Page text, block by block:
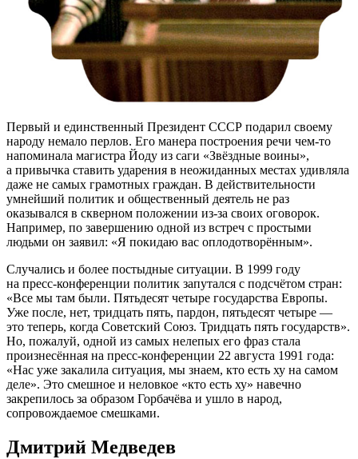
Первый и единственный Президент СССР подарил своему
народу немало перлов. Его манера построения речи чем-то
напоминала магистра Йоду из саги «Звёздные воины»,
а привычка ставить ударения в неожиданных местах удивляла
даже не самых грамотных граждан. В действительности
умнейший политик и общественный деятель не раз
оказывался в скверном положении из-за своих оговорок.
Например, по завершению одной из встреч с простыми
людьми он заявил: «Я покидаю вас оплодотворённым».
Случались и более постыдные ситуации. В 1999 году
на пресс-конференции политик запутался с подсчётом стран:
«Все мы там были. Пятьдесят четыре государства Европы.
Уже после, нет, тридцать пять, пардон, пятьдесят четыре —
это теперь, когда Советский Союз. Тридцать пять государств».
Но, пожалуй, одной из самых нелепых его фраз стала
произнесённая на пресс-конференции 22 августа 1991 года:
«Нас уже закалила ситуация, мы знаем, кто есть ху на самом
деле». Это смешное и неловкое «кто есть ху» навечно
закрепилось за образом Горбачёва и ушло в народ,
сопровождаемое смешками.
Дмитрий Медведев